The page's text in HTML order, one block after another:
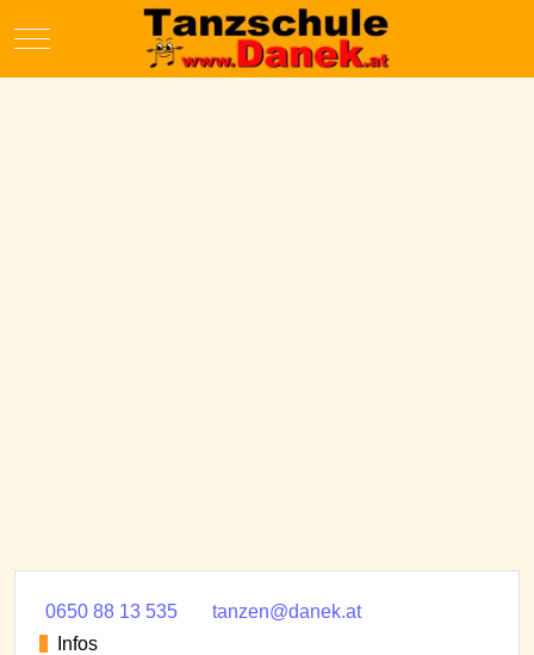
Mobile Menu Toggle
0650 88 13 535
tanzen@danek.at
Infos